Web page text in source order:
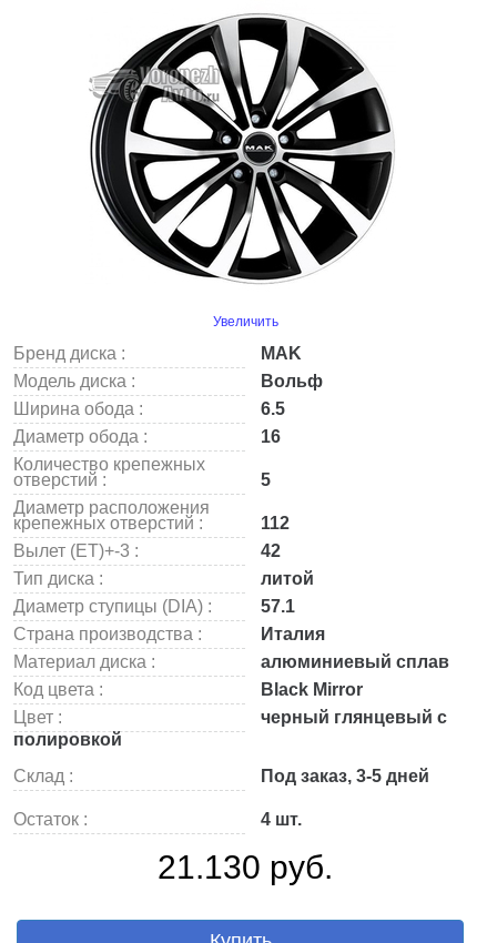
Увеличить
Бренд диска :
MAK
Модель диска :
Вольф
Ширина обода :
6.5
Диаметр обода :
16
Количество крепежных
отверстий :
5
Диаметр расположения
крепежных отверстий :
112
Вылет (ET)+-3 :
42
Тип диска :
литой
Диаметр ступицы (DIA) :
57.1
Страна производства :
Италия
Материал диска :
алюминиевый сплав
Код цвета :
Black Mirror
Цвет :
черный глянцевый с
полировкой
Склад :
Под заказ, 3-5 дней
Остаток : 4 шт.
21.130 руб.